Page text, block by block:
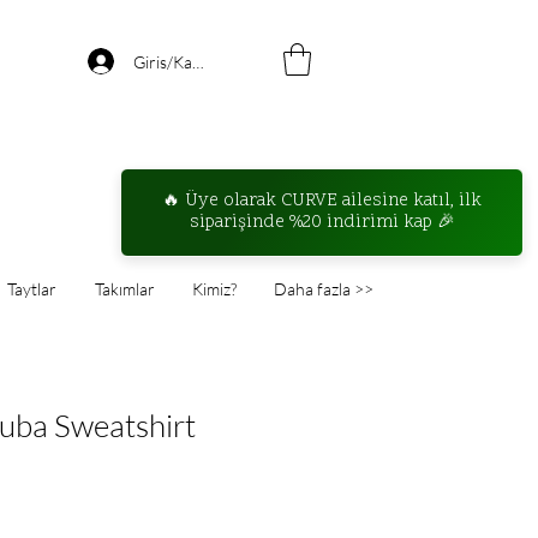
Giris/Kayıt
Taytlar Takımlar Kimiz? Daha fazla >>
Sweatshirt